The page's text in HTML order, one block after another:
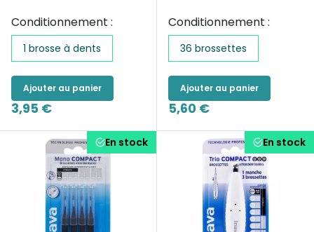
Conditionnement :
1 brosse à dents
Ajouter au panier
3,95 €
Conditionnement :
36 brossettes
Ajouter au panier
5,60 €
En stock En stock